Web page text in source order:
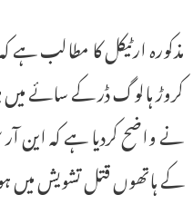
مذکورہ ارٹیکل کا مطالب
کروڑ ہالوگ ڈر کے سائے
نے واضح کردیا ہے کہ این آر
کے ہاتھوں قتل تشویش